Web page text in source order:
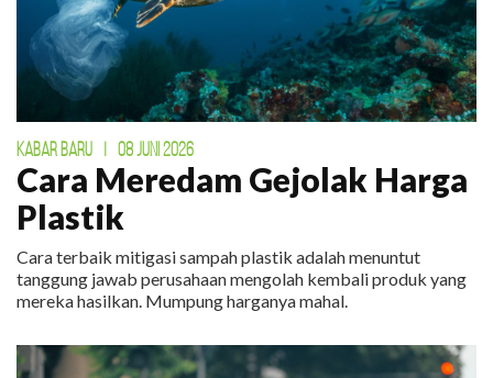
KABAR BARU | 08 JUNI 2026
Cara Meredam Gejolak Harga
Plastik
Cara terbaik mitigasi sampah plastik adalah menuntut
tanggung jawab perusahaan mengolah kembali produk yang
mereka hasilkan. Mumpung harganya mahal.